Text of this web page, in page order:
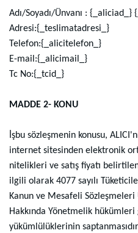
Adı/Soyadı/Ünvanı : {_aliciad_}
Adresi:{_teslimatadresi_}
Telefon:{_alicitelefon_}
E-mail:{_alicimail_}
Tc No:{_tcid_}
MADDE 2- KONU
İşbu sözleşmenin konusu,
internet sitesinden elektronik
nitelikleri ve satış fiyatı
ilgili olarak 4077 sayılı
Kanun ve Mesafeli
Hakkında Yönetmelik
yükümlülüklerinin